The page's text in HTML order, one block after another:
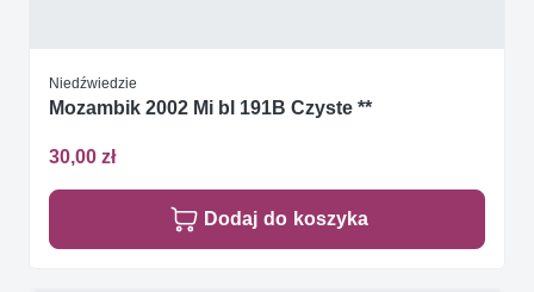
Niedźwiedzie
Mozambik 2002 Mi bl 191B Czyste **
30,00 zł
Dodaj do koszyka